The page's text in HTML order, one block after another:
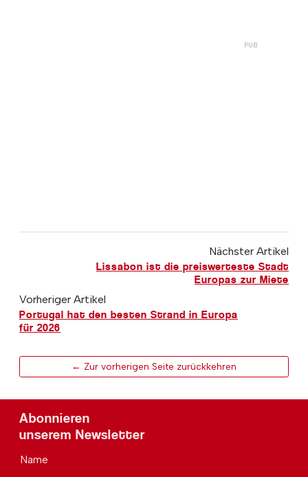
Nächster Artikel
Lissabon ist die preiswerteste Stadt
Europas zur Miete
Vorheriger Artikel
Portugal hat den besten Strand in Europa
für 2026
← Zur vorherigen Seite zurückkehren
Abonnieren
unserem Newsletter
Name